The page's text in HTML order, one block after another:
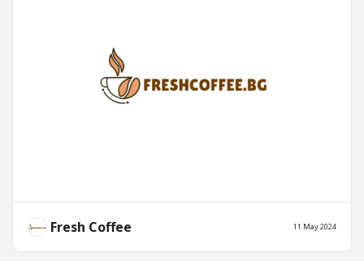
Fresh Coffee 11 May 2024